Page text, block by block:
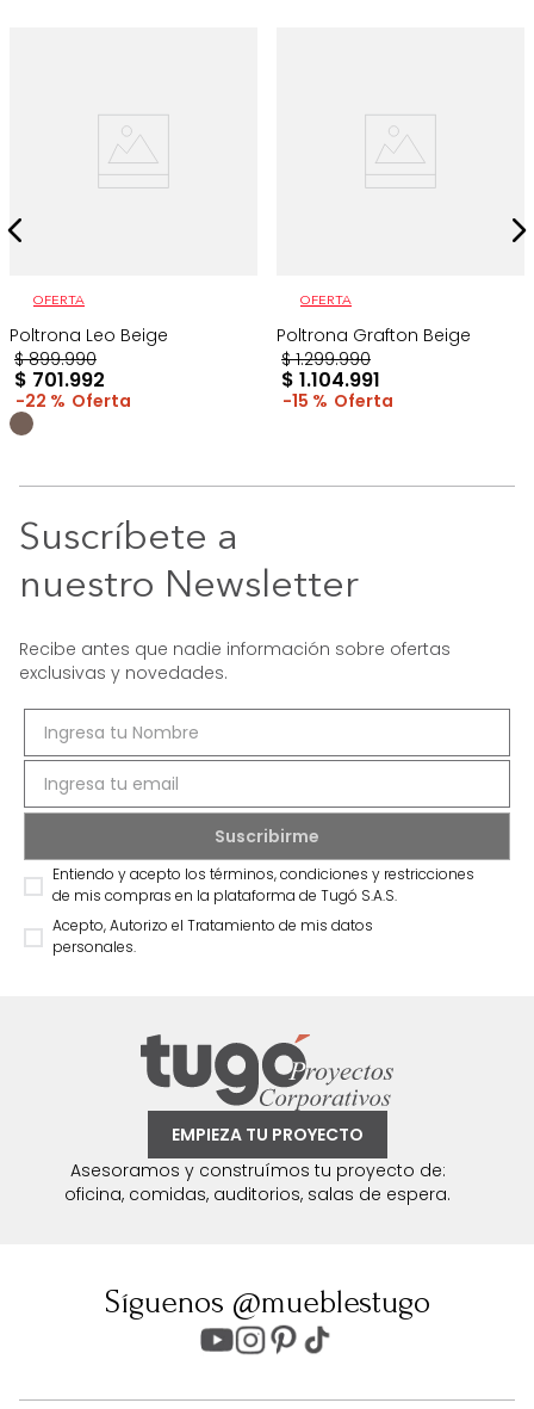
OFERTA
Poltrona Leo Beige
$ 899.990
$ 701.992
22 %
OFERTA
Poltrona Grafton Beige
$ 1.299.990
$ 1.104.991
15 %
Suscríbete a
nuestro Newsletter
Recibe antes que nadie información sobre ofertas
exclusivas y novedades.
Entiendo y acepto los términos, condiciones y restricciones
de mis compras en la plataforma de Tugó S.A.S.
Acepto, Autorizo el Tratamiento de mis datos
personales.
EMPIEZA TU PROYECTO
Asesoramos y construímos tu proyecto de:
oficina, comidas, auditorios, salas de espera.
Síguenos @mueblestugo